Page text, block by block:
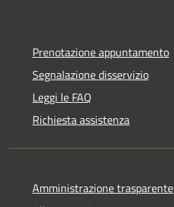
Prenotazione appuntamento
Segnalazione disservizio
Leggi le FAQ
Richiesta assistenza
Amministrazione trasparente